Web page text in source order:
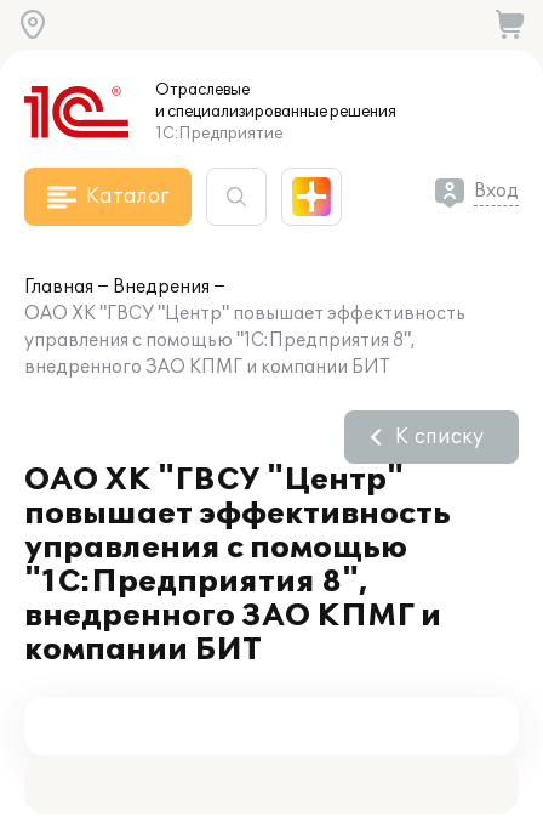
Отраслевые
и специализированныерешения
1С:Предприятие
Каталог Вход
Главная
Внедрения
ОАО ХК "ГВСУ "Центр" повышает эффективность
управления с помощью "1С:Предприятия 8",
внедренного ЗАО КПМГ и компании БИТ
ОАО ХК "ГВСУ "Центр"
повышает эффективность
управления с помощью
"1С:Предприятия 8",
внедренного ЗАО КПМГ и
компании БИТ
К списку